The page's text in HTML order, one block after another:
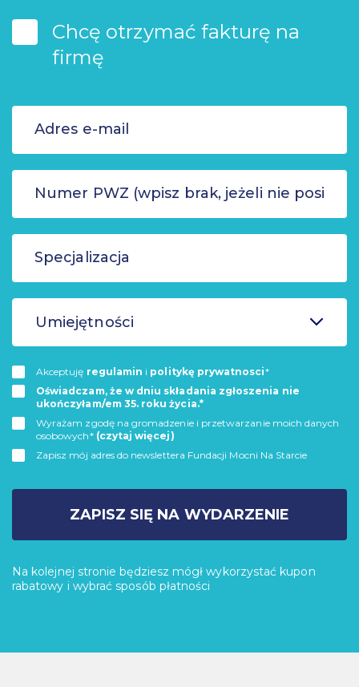
Chcę otrzymać fakturę na
firmę
Umiejętności
Akceptuję regulamin i politykę prywatnosci*
Oświadczam, że w dniu składania zgłoszenia nie
ukończyłam/em 35. roku życia.*
Wyrażam zgodę na gromadzenie i przetwarzanie moich danych
osobowych* (czytaj więcej)
Zapisz mój adres do newslettera Fundacji Mocni Na Starcie
ZAPISZ SIĘ NA WYDARZENIE
Na kolejnej stronie będziesz mógł wykorzystać kupon
rabatowy i wybrać sposób płatności